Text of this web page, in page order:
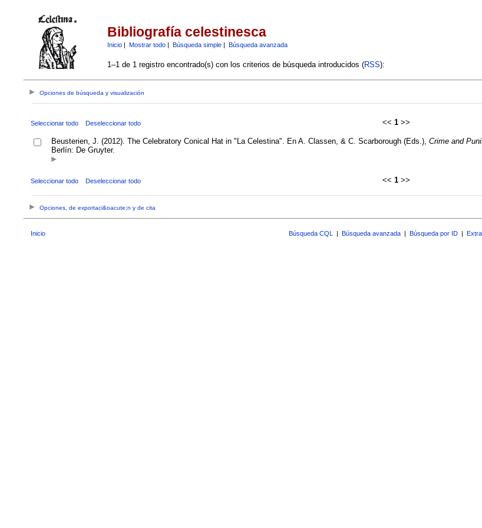
Bibliografía celestinesca
Inicio| Mostrar todo| Búsqueda simple| Búsqueda avanzada
1–1 de 1 registro encontrado(s) con los criterios de búsqueda introducidos (RSS):
Opciones de búsqueda y visualización
Seleccionar todo Deseleccionar todo << 1>>
Beusterien, J. (2012). The Celebratory Conical Hat in "La Celestina". En A. Classen, & C. Scarborough (Eds.), Crime and
Berlín: De Gruyter.
Seleccionar todo Deseleccionar todo << 1>>
Opciones, de exportaci&oacute;n y de cita
Inicio Búsqueda CQL | Búsqueda avanzada | Búsqueda por ID |